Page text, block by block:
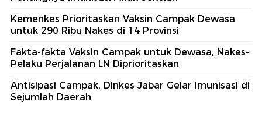
Kemenkes Prioritaskan Vaksin Campak Dewasa
untuk 290 Ribu Nakes di 14 Provinsi
Fakta-fakta Vaksin Campak untuk Dewasa, Nakes-
Pelaku Perjalanan LN Diprioritaskan
Antisipasi Campak, Dinkes Jabar Gelar Imunisasi di
Sejumlah Daerah